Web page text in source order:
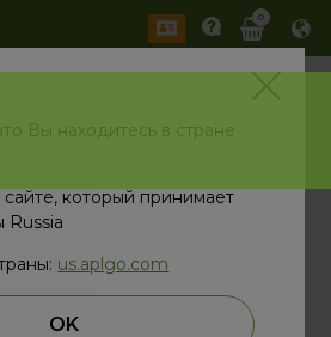
0
вебинар
сегодня
Вы находитесь в стране
который принимает
Russia
us.aplgo.com
OK